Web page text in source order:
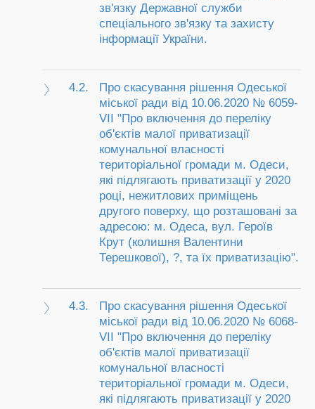
зв'язку Державної служби
спеціального зв'язку та захисту
інформації України.
4.2.
Про скасування рішення Одеської
міської ради від 10.06.2020 № 6059-
VII "Про включення до переліку
об'єктів малої приватизації
комунальної власності
територіальної громади м. Одеси,
які підлягають приватизації у 2020
році, нежитлових приміщень
другого поверху, що розташовані за
адресою: м. Одеса, вул. Героїв
Крут (колишня Валентини
Терешкової), ?, та їх приватизацію".
4.3.
Про скасування рішення Одеської
міської ради від 10.06.2020 № 6068-
VII "Про включення до переліку
об'єктів малої приватизації
комунальної власності
територіальної громади м. Одеси,
які підлягають приватизації у 2020